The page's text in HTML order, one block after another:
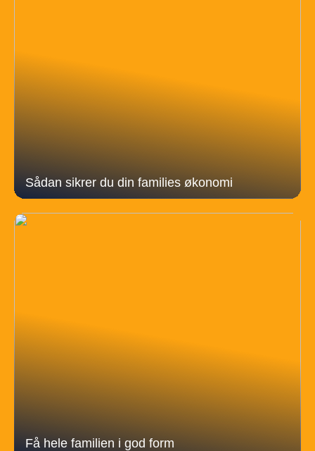
Sådan sikrer du din families økonomi
Få hele familien i god form